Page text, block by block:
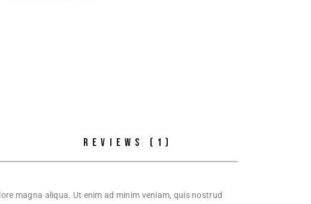
REVIEWS (1)
magna aliqua. Ut enim ad minim veniam, quis nostrud